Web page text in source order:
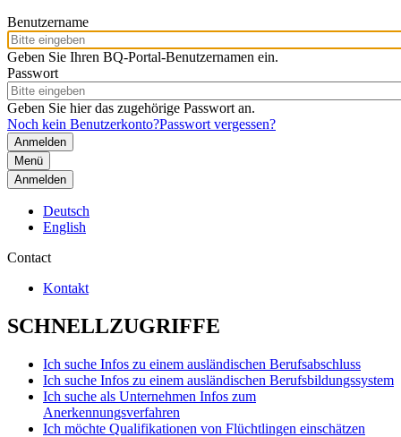
Benutzername
Geben Sie Ihren BQ-Portal-Benutzernamen ein.
Passwort
Geben Sie hier das zugehörige Passwort an.
Noch kein Benutzerkonto?Passwort vergessen?
Menü
Anmelden
Deutsch
English
Contact
Kontakt
SCHNELLZUGRIFFE
Ich suche Infos zu einem ausländischen Berufsabschluss
Ich suche Infos zu einem ausländischen Berufsbildungssystem
Ich suche als Unternehmen Infos zum
Anerkennungsverfahren
Ich möchte Qualifikationen von Flüchtlingen einschätzen